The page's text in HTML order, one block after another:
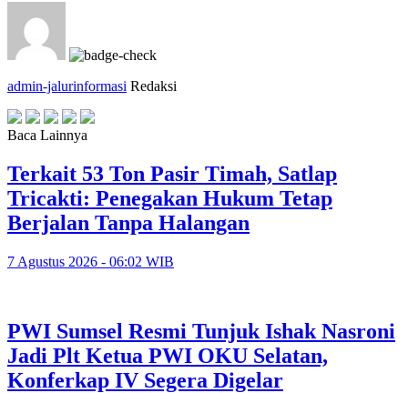
admin-jalurinformasi Redaksi
Baca Lainnya
Terkait 53 Ton Pasir Timah, Satlap
Tricakti: Penegakan Hukum Tetap
Berjalan Tanpa Halangan
7 Agustus 2026 - 06:02 WIB
PWI Sumsel Resmi Tunjuk Ishak Nasroni
Jadi Plt Ketua PWI OKU Selatan,
Konferkap IV Segera Digelar